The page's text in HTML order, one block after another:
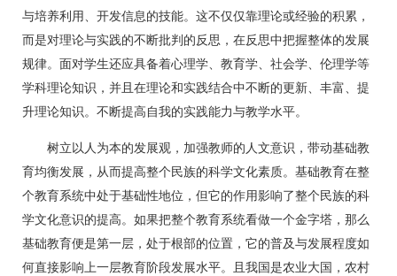
与培养利用、开发信息的技能。这不仅仅靠理论或经验的积累，
而是对理论与实践的不断批判的反思，在反思中把握整体的发展
规律。面对学生还应具备着心理学、教育学、社会学、伦理学等
学科理论知识，并且在理论和实践结合中不断的更新、丰富、提
升理论知识。不断提高自我的实践能力与教学水平。
树立以人为本的发展观，加强教师的人文意识，带动基础教
育均衡发展，从而提高整个民族的科学文化素质。基础教育在整
个教育系统中处于基础性地位，但它的作用影响了整个民族的科
学文化意识的提高。如果把整个教育系统看做一个金字塔，那么
基础教育便是第一层，处于根部的位置，它的普及与发展程度如
何直接影响上一层教育阶段发展水平。且我国是农业大国，农村